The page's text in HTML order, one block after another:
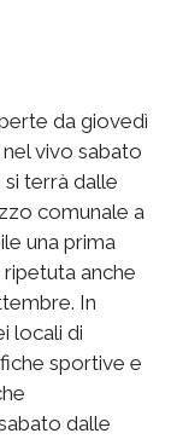
da giovedì
vivo sabato
terrà dalle
comunale a
una prima
anche
In
locali di
sportive e
dalle